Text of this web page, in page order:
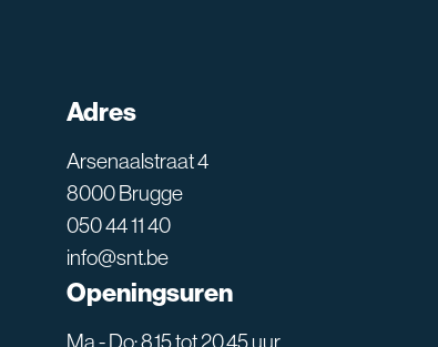
Adres
Arsenaalstraat 4
8000 Brugge
050 44 11 40
info@snt.be
Openingsuren
Ma - Do: 8.15 tot 20.45 uur